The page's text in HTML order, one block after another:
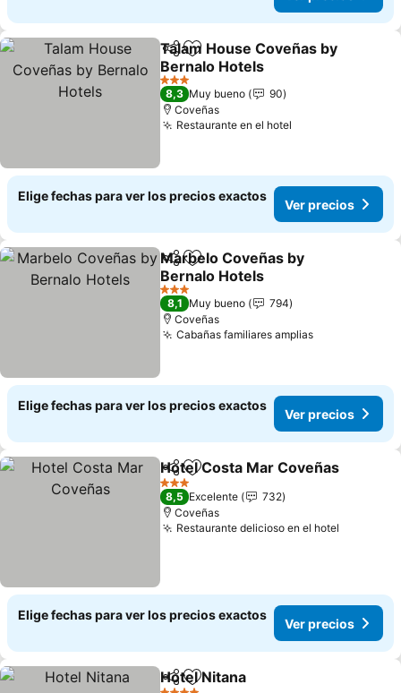
Compartir
Agregar a favoritos
Talam House Coveñas by
Bernalo Hotels
Ver precios
3 Estrellas
8,3 Muy bueno
90
Coveñas
Restaurante en el hotel
Elige fechas para ver los precios exactos
Ver precios
CompartirAgregar a favoritos
Marbelo Coveñas by
Bernalo Hotels
Ver precios
3 Estrellas
8,1 Muy bueno
794
Coveñas
Cabañas familiares ampliasVer precios
Elige fechas para ver los precios exactos
Ver precios
CompartirAgregar a favoritos
Hotel Costa Mar Coveñas
3 Estrellas
8,5 Excelente
732
Coveñas
Restaurante delicioso en el hotel
Elige fechas para ver los precios exactos
Ver precios
CompartirAgregar a favoritos
Hotel Nitana